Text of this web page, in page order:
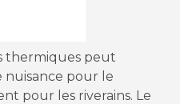
thermiques peut
pour le
pour les riverains. Le